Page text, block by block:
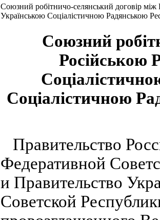
Союзний робітничо-селянський договір
Українською Соціалістичною Радянською
Союзний
Російською
Соціалістичною
Правительство
Федеративной
и Правительство
Советской